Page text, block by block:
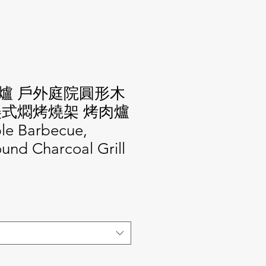
戶外庭院圓形木
燜烤燒架 烤肉爐
Barbecue,
Charcoal Grill